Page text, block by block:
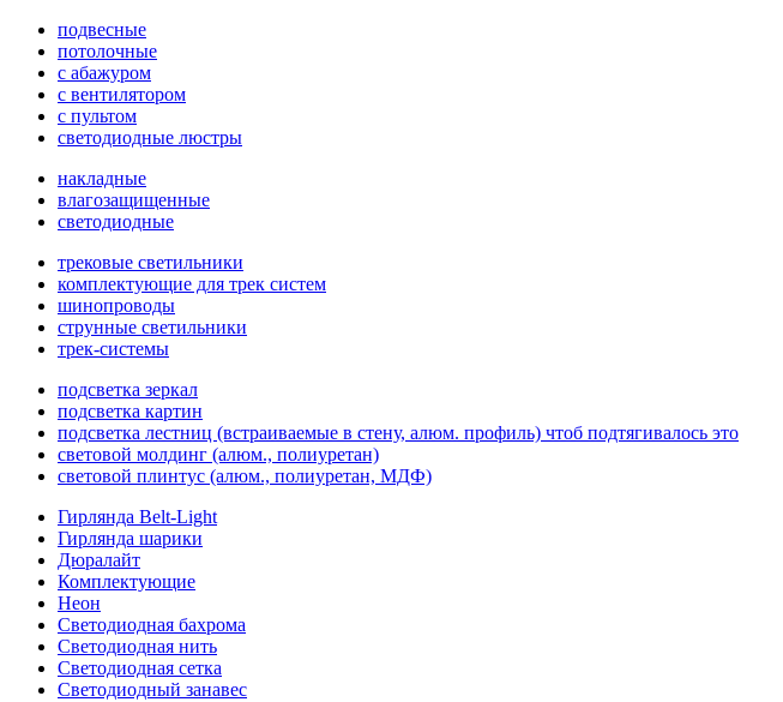
подвесные
потолочные
с абажуром
с вентилятором
с пультом
светодиодные люстры
накладные
влагозащищенные
светодиодные
трековые светильники
комплектующие для трек систем
шинопроводы
струнные светильники
трек-системы
подсветка зеркал
подсветка картин
подсветка лестниц (встраиваемые в стену, алюм. профиль) чтоб подтягивалось это
световой молдинг (алюм., полиуретан)
световой плинтус (алюм., полиуретан, МДФ)
Гирлянда Belt-Light
Гирлянда шарики
Дюралайт
Комплектующие
Неон
Светодиодная бахрома
Светодиодная нить
Светодиодная сетка
Светодиодный занавес